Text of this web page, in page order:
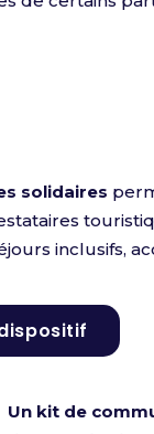
solidaires
inclusifs,
Un kit de